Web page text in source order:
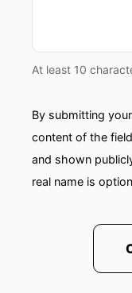
At least 10
By submitting
content of the
and shown
real name is